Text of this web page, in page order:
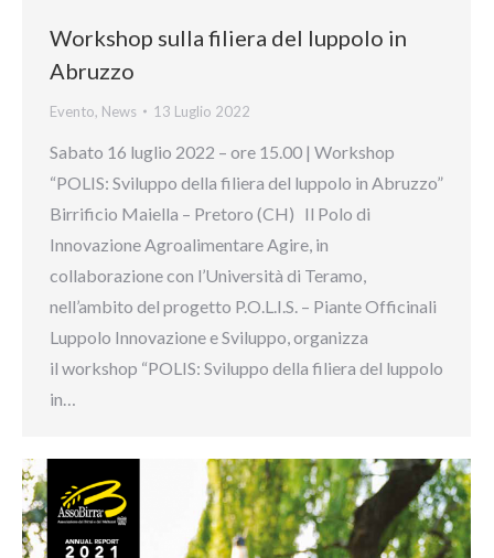
Workshop sulla filiera del luppolo in
Abruzzo
Evento, News 13 Luglio 2022
Sabato 16 luglio 2022 – ore 15.00 | Workshop
“POLIS: Sviluppo della filiera del luppolo in Abruzzo”
Birrificio Maiella – Pretoro (CH) Il Polo di
Innovazione Agroalimentare Agire, in
collaborazione con l’Università di Teramo,
nell’ambito del progetto P.O.L.I.S. – Piante Officinali
Luppolo Innovazione e Sviluppo, organizza
il workshop “POLIS: Sviluppo della filiera del luppolo
in…